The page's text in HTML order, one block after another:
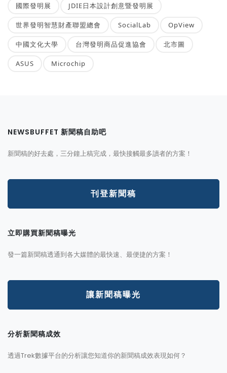
國際發明展 JDIE日本設計創意暨發明展
世界發明智慧財產聯盟總會 SocialLab OpView
中國文化大學 台灣發明商品促進協會 北市圖
ASUS Microchip
NEWSBUFFET 新聞稿自助吧
新聞稿的好去處，三分鐘上稿完成，最快接觸最多讀者的方案！
刊登新聞稿
立即購買新聞稿曝光
發一篇新聞稿透通到各大媒體的最快速、最便捷的方案！
讓新聞稿曝光
分析新聞稿成效
透過Trek數據平台的分析讓您知道你的新聞稿成效表現如何？